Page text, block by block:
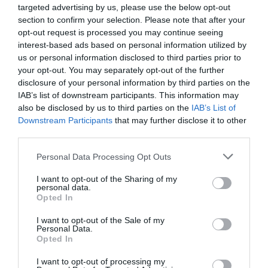
targeted advertising by us, please use the below opt-out
section to confirm your selection. Please note that after your
opt-out request is processed you may continue seeing
interest-based ads based on personal information utilized by
us or personal information disclosed to third parties prior to
your opt-out. You may separately opt-out of the further
disclosure of your personal information by third parties on the
IAB’s list of downstream participants. This information may
also be disclosed by us to third parties on the IAB’s List of
Downstream Participants that may further disclose it to other
Please note that this website/app uses one or more Google
not limited to your visit or usage behaviour. You may click to
grant or deny consent to Google and its third-party tags to
use your data for below specified purposes in below Google
consent section.
Personal Data Processing Opt Outs
I want to opt-out of the Sharing of my
personal data.
Opted In
I want to opt-out of the Sale of my
Personal Data.
Opted In
I want to opt-out of processing my
Σε άλλη συνομιλία, μέλος της σπείρας λέει σε
πρατηριούχο να «κλείσει» το σύστημα για μία
ημέρα.
Άγνωστος: Έλα φίλε
Β: Έλα τι κάνεις;
Άγνωστος: Καλά, καλά.
Άγνωστος: Οκ.
Β: Εντάξει;
Άγνωστος: Έγινε.